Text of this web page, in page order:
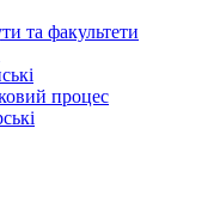
та факультети
процес